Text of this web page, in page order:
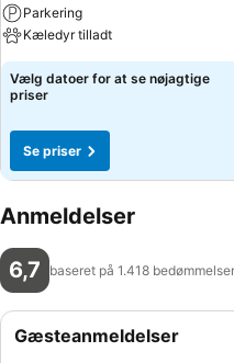
Parkering
Kæledyr tilladt
Vælg datoer for at se nøjagtige
priser
Se priser
Anmeldelser
6,7 baseret på 1.418
Gæsteanmeldelser